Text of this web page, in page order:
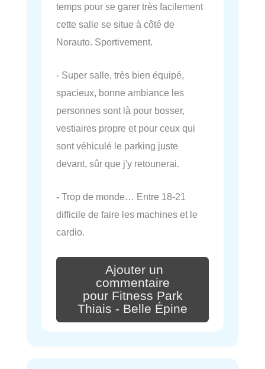
temps pour se garer très facilement
cette salle se situe à côté de
Norauto. Sportivement.
- Super salle, très bien équipé,
spacieux, bonne ambiance les
personnes sont là pour bosser,
vestiaires propre et pour ceux qui
sont véhiculé le parking juste
devant, sûr que j'y retounerai.
- Trop de monde… Entre 18-21
difficile de faire les machines et le
cardio.
Ajouter un
commentaire
pour Fitness Park
Thiais - Belle Épine